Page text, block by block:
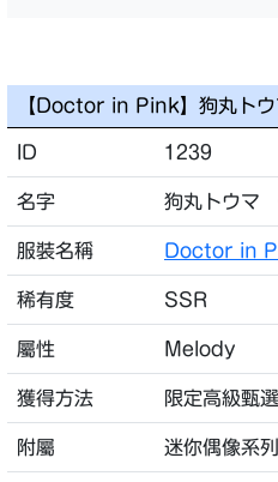
【Doctor in Pink】狗丸トウ
ID 1239
名字 狗丸トウマ
服裝名稱 Doctor in
稀有度 SSR
屬性 Melody
獲得方法 限定高級甄選
附屬 迷你偶像系列